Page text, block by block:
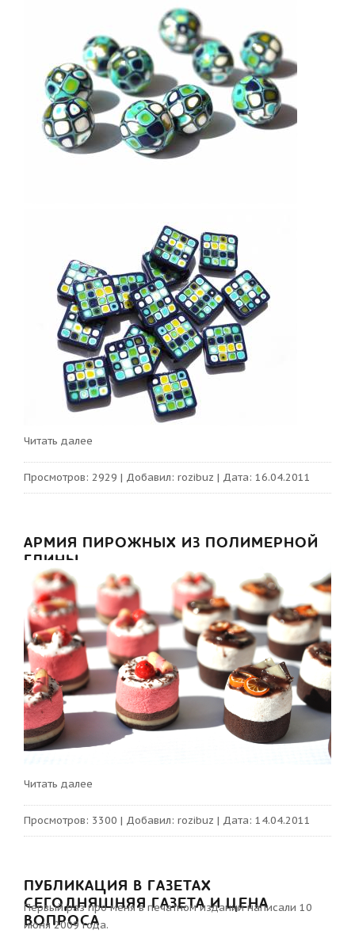
Читать далее
Просмотров: 2929 | Добавил: rozibuz | Дата: 16.04.2011
АРМИЯ ПИРОЖНЫХ ИЗ ПОЛИМЕРНОЙ
ГЛИНЫ
Читать далее
Просмотров: 3300 | Добавил: rozibuz | Дата: 14.04.2011
ПУБЛИКАЦИЯ В ГАЗЕТАХ
СЕГОДНЯШНЯЯ ГАЗЕТА И ЦЕНА
ВОПРОСА
Первый раз про меня в печатном издании написали 10
июня 2009 года.